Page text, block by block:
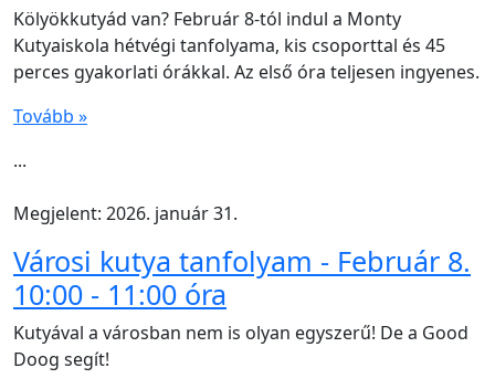
Kölyökkutyád van? Február 8-tól indul a Monty
Kutyaiskola hétvégi tanfolyama, kis csoporttal és 45
perces gyakorlati órákkal. Az első óra teljesen ingyenes.
Tovább »
...
Megjelent: 2026. január 31.
Városi kutya tanfolyam - Február 8.
10:00 - 11:00 óra
Kutyával a városban nem is olyan egyszerű! De a Good
Doog segít!